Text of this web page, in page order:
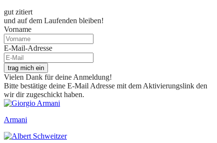
gut zitiert
und auf dem Laufenden bleiben!
Vorname
E-Mail-Adresse
trag mich ein
Vielen Dank für deine Anmeldung!
Bitte bestätige deine E-Mail Adresse mit dem Aktivierungslink den
wir dir zugeschickt haben.
Armani